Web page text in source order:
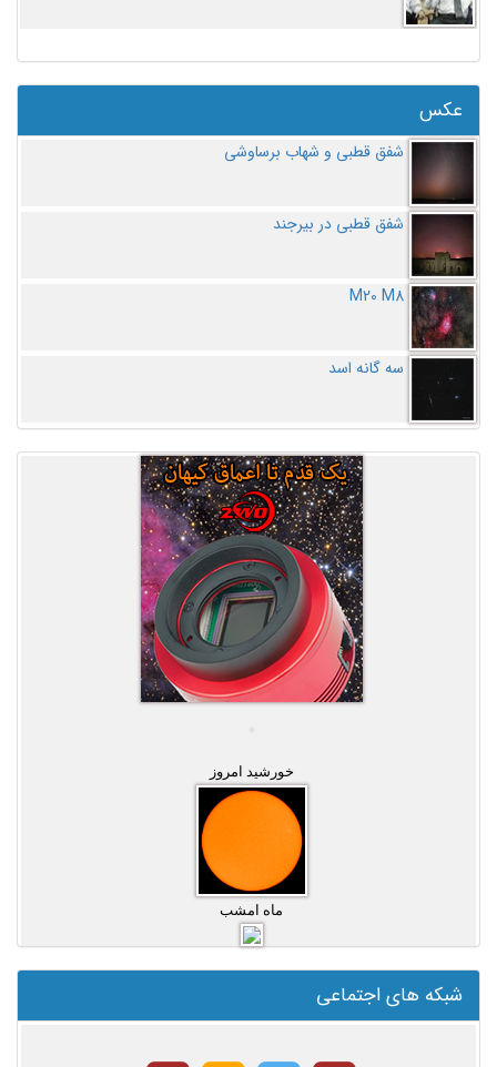
عکس
شفق قطبی و شهاب برساوشی
شفق قطبی در بیرجند
M20 M8
سه گانه اسد
خورشید امروز
ماه امشب
شبکه های اجتماعی